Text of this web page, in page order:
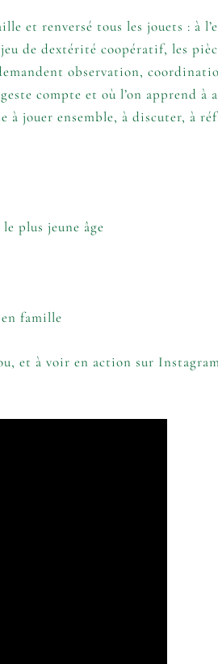
et renversé tous les jouets : à
de dextérité coopératif, les
observation,
compte et où l’on apprend à
jouer ensemble, à discuter, à
plus jeune âge
famille
, et à voir en action sur